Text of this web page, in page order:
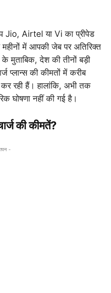
Jio, Airtel या Vi का प्रीपेड
में आपकी जेब पर अतिरिक्त
के मुताबिक, देश की तीनों बड़ी
प्लान्स की कीमतों में करीब
रही हैं। हालांकि, अभी तक
घोषणा नहीं की गई है।
की कीमतें?
-